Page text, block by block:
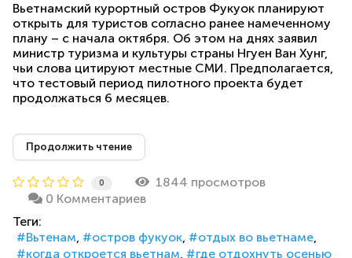
Вьетнамский курортный остров Фукуок планируют
открыть для туристов согласно ранее намеченному
плану – с начала октября. Об этом на днях заявил
министр туризма и культуры страны Нгуен Ван Хунг,
чьи слова цитируют местные СМИ. Предполагается,
что тестовый период пилотного проекта будет
продолжаться 6 месяцев.
Продолжить чтение
0
1844 просмотров
0 Комментариев
Теги:
Вьтенам
остров фукуок
отдых во вьетнаме
когда откроется вьетнам
где отдохнуть осенью